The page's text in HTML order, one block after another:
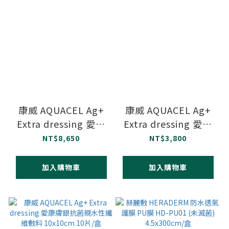
康威 AQUACEL Ag+
Extra dressing 愛康
膚銀抗菌親水性纖維敷
NT$8,650
加入購物車
康威 AQUACEL Ag+
Extra dressing 愛康
膚銀抗菌親水性纖維敷
NT$3,800
加入購物車